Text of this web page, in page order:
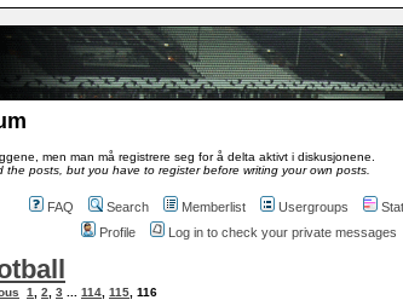
men man må registrere seg for å delta aktivt i diskusjonene.
the posts, but you have to register before writing your own posts.
FAQ Search Memberlist Usergroups
Profile
Log in to check your private messages
1 2 3 114 115 116